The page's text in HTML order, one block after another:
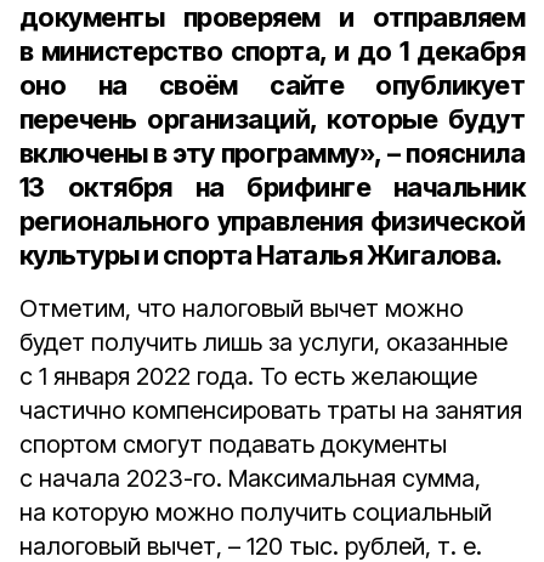
документы проверяем и отправляем
в министерство спорта, и до 1 декабря
оно на своём сайте опубликует
перечень организаций, которые будут
включены в эту программу», – пояснила
13 октября на брифинге начальник
регионального управления физической
культуры и спорта Наталья Жигалова.
Отметим, что налоговый вычет можно
будет получить лишь за услуги, оказанные
с 1 января 2022 года. То есть желающие
частично компенсировать траты на занятия
спортом смогут подавать документы
с начала 2023-го. Максимальная сумма,
на которую можно получить социальный
налоговый вычет, – 120 тыс. рублей, т. е.